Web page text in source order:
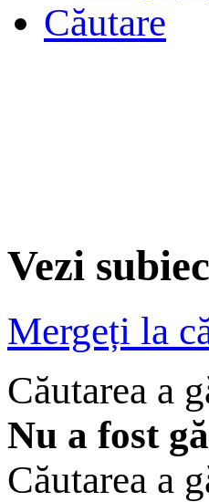
Căutare
Vezi
Mergeți la
Căutarea a
Nu a fost
Căutarea a